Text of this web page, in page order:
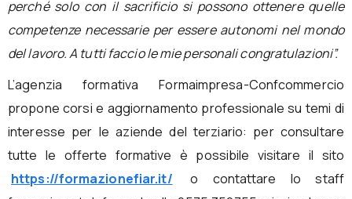
perché solo con il sacrificio si possono ottenere quelle
competenze necessarie per essere autonomi nel mondo
del lavoro. A tutti faccio le mie personali congratulazioni”.
L’agenzia formativa Formaimpresa-Confcommercio
propone corsi e aggiornamento professionale su temi di
interesse per le aziende del terziario: per consultare
tutte le offerte formative è possibile visitare il sito
https://formazionefiar.it/
o contattare lo staff